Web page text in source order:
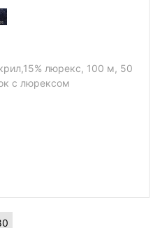
люрекс, 100 м, 50
с люрексом